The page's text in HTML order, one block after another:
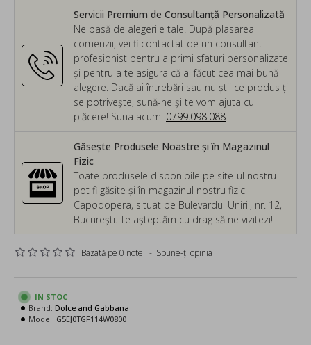
Servicii Premium de Consultanță Personalizată
Ne pasă de alegerile tale! După plasarea
comenzii, vei fi contactat de un consultant
profesionist pentru a primi sfaturi personalizate
și pentru a te asigura că ai făcut cea mai bună
alegere. Dacă ai întrebări sau nu știi ce produs ți
se potrivește, sună-ne și te vom ajuta cu
plăcere! Suna acum! 0799.098.088
Găsește Produsele Noastre și în Magazinul
Fizic
Toate produsele disponibile pe site-ul nostru
pot fi găsite și în magazinul nostru fizic
Capodopera, situat pe Bulevardul Unirii, nr. 12,
București. Te așteptăm cu drag să ne vizitezi!
Bazată pe 0 note. - Spune-ţi opinia
IN STOC
Brand: Dolce and Gabbana
Model: G5EJ0TGF114W0800